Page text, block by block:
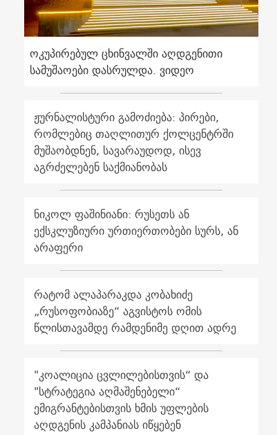
ოკუპირებულ ცხინვალში აღდგენითი
სამუშაოები დასრულდა. ვიდეო
ჟურნალისტური გამოძიება: პირები,
რომლებიც თაღლითურ ქოლცენტრში
მუშაობდნენ, სავარაუდოდ, ისევ
აგრძელებენ საქმიანობას
ნიკოლ ფაშინიანი: რუსეთს ან
ექსკლუზიური ურთიერთობები სურს, ან
არაფერი
რატომ ალაპარაკდა კობახიძე
„რუსოფობიაზე“ აგვისტოს ომის
წლისთავამდე რამდენიმე დღით ადრე
"კოალიცია ცვლილებისთვის“ და
"სტრატეგია აღმაშენებელი“
ემიგრანტებისთვის ხმის უფლების
აღდგენის კამპანიას იწყებენ